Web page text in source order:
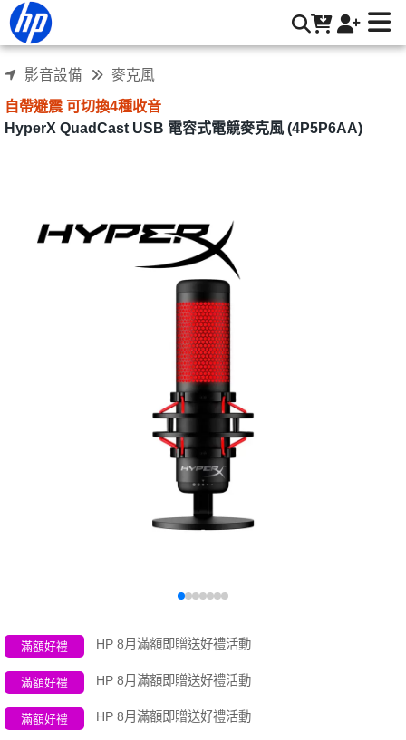
HyperX QuadCast USB 電容式電競麥克風 (4P5P6AA) | HP®
影音設備 麥克風
自帶避震 可切換4種收音
HyperX QuadCast USB 電容式電競麥克風 (4P5P6AA)
滿額好禮 HP 8月滿額即贈送好禮活動
滿額好禮 HP 8月滿額即贈送好禮活動
滿額好禮 HP 8月滿額即贈送好禮活動